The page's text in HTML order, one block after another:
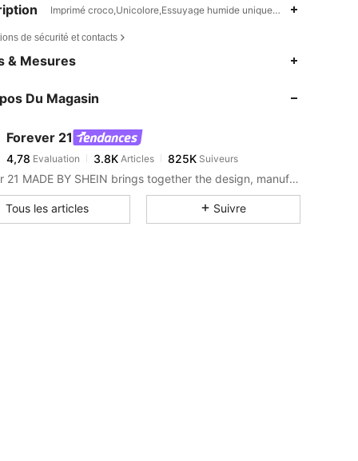
Rouge foncé, Taille: M
Imprimé croco,Unicolore,Essuyage humide uniquement,58%
de sécurité et contacts
& Mesures
Du Magasin
Forever 21
4,78
3.8K
4,78 Evaluation 3.8KArticles
i***0est en train de naviguer
4,78
3.8K
825K
Forever 21 MADE BY SHEIN brings together the design, manufacturing, and selling expertise of Shein for this co-branded collection of clothing and accessories.
Tous les articles Suivre